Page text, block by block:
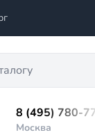
8 (495) 780-
Москва